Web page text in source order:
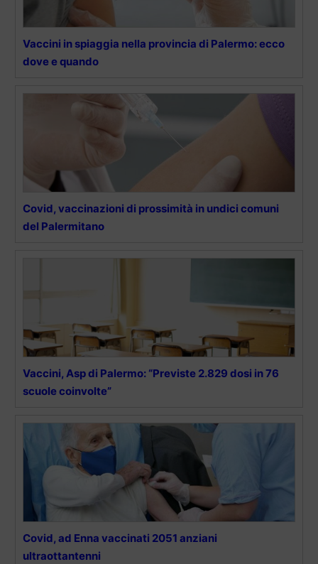
Vaccini in spiaggia nella provincia di Palermo: ecco
dove e quando
Covid, vaccinazioni di prossimità in undici comuni
del Palermitano
Vaccini, Asp di Palermo: “Previste 2.829 dosi in 76
scuole coinvolte”
Covid, ad Enna vaccinati 2051 anziani
ultraottantenni